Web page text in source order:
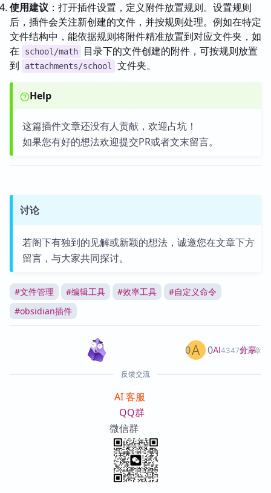
使用建议 ：打开插件设置，定义附件放置规则。设置规则
后，插件会关注新创建的文件，并按规则处理。例如在特定
文件结构中，能依据规则将附件精准放置到对应文件夹，如
在
school/math
目录下的文件创建的附件，可按规则放置
到
attachments/school 文件夹。
Help
这篇插件文章还没有人贡献，欢迎占坑！
如果您有好的想法欢迎提交PR或者文末留言。
讨论
若阁下有独到的见解或新颖的想法，诚邀您在文章下方
留言，与大家共同探讨。
#文件管理 #编辑工具 #效率工具 #自定义命令
#obsidian插件
AI4347篇文章
0 0 分享
反馈交流
AI 客服
QQ群
微信群